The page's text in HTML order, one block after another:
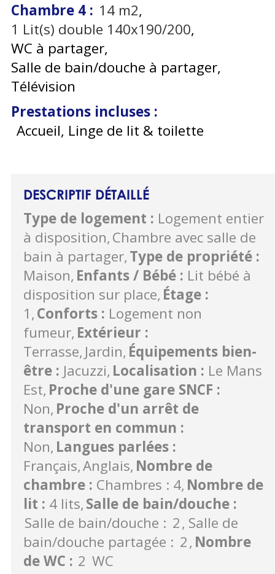
Chambre 4 : 14 m2
1 Lit(s) double 140x190/200
WC à partager
Salle de bain/douche à partager
Télévision
Prestations incluses :
Accueil, Linge de lit & toilette
DESCRIPTIF DÉTAILLÉ
Type de logement : Logement entier
à disposition Chambre avec salle de
bain à partager Type de propriété :
Maison Enfants / Bébé : Lit bébé à
disposition sur place Étage :
1 Conforts : Logement non
fumeur Extérieur :
Terrasse Jardin Équipements bien-
être : Jacuzzi Localisation : Le Mans
Est Proche d'une gare SNCF :
Non Proche d'un arrêt de
transport en commun :
Non Langues parlées :
Français Anglais Nombre de
chambre : Chambres : 4 Nombre de
lit : 4 lits Salle de bain/douche :
Salle de bain/douche : 2 Salle de
bain/douche partagée : 2 Nombre
de WC : 2 WC